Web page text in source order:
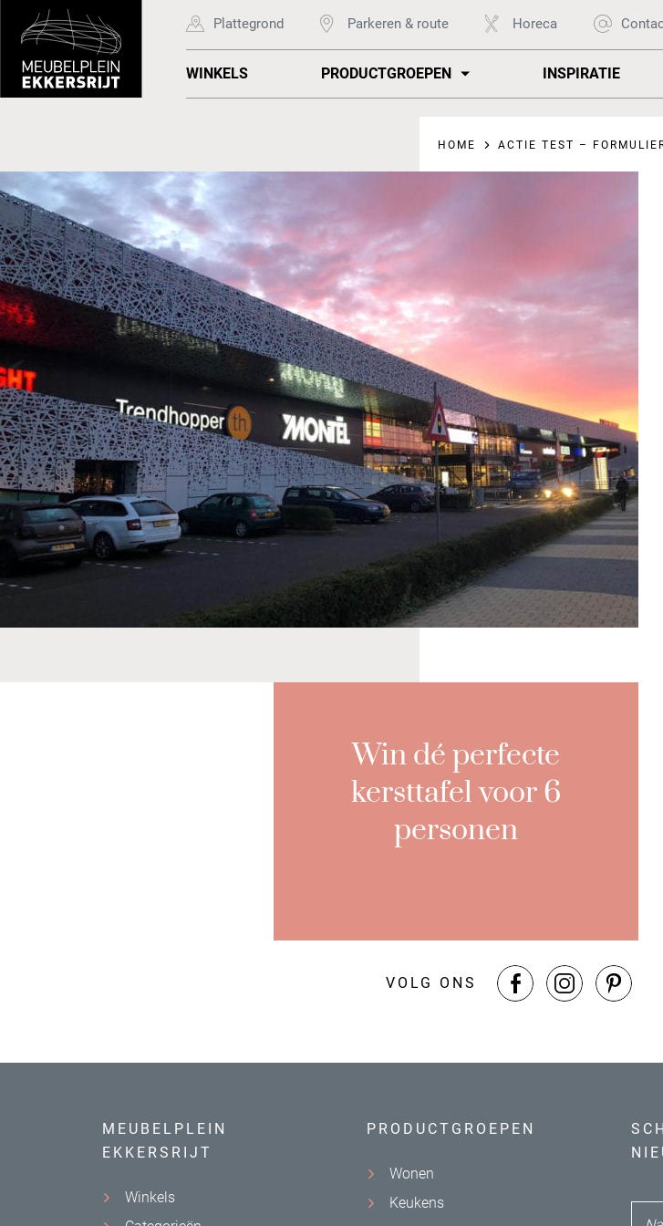
Plattegrond Parkeren & route Horeca
WINKELS PRODUCTGROEPEN INSPIRATIE
Win dé perfecte
kersttafel voor 6
personen
VOLG ONS
HOME ACTIE TEST –
MEUBELPLEIN
EKKERSRIJT
Winkels
PRODUCTGROEPEN
Wonen
Keukens